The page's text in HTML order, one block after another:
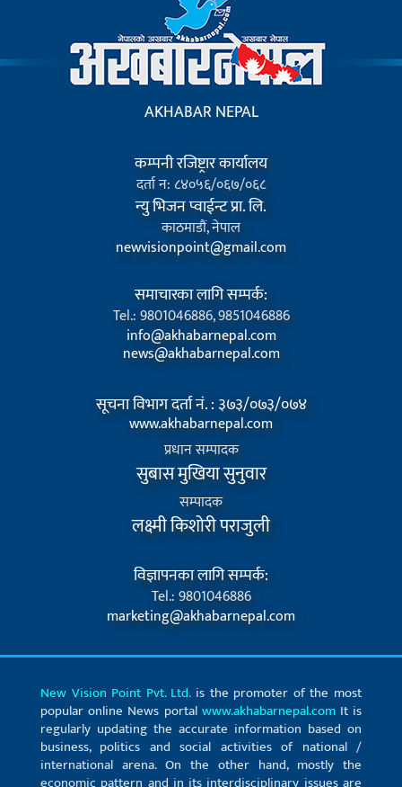
AKHABAR NEPAL
कम्पनी रजिष्ट्रार कार्यालय
दर्ता न: ८४०५६/०६७/०६८
न्यु भिजन प्वाईन्ट प्रा. लि.
काठमाडौं, नेपाल
newvisionpoint@gmail.com
समाचारका लागि सम्पर्क:
Tel.: 9801046886, 9851046886
info@akhabarnepal.com
news@akhabarnepal.com
सूचना विभाग दर्ता नं. : ३७३/०७३/०७४
www.akhabarnepal.com
प्रधान सम्पादक
सुबास मुखिया सुनुवार
सम्पादक
लक्ष्मी किशोरी पराजुली
विज्ञापनका लागि सम्पर्क:
Tel.: 9801046886
marketing@akhabarnepal.com
New Vision Point Pvt. Ltd.is the promoter of the most
popular online News portal www.akhabarnepal.comIt is
regularly updating the accurate information based on
business, politics and social activities of national /
international arena. On the other hand, mostly the